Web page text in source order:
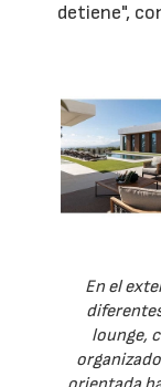
detiene",
En el
lounge,